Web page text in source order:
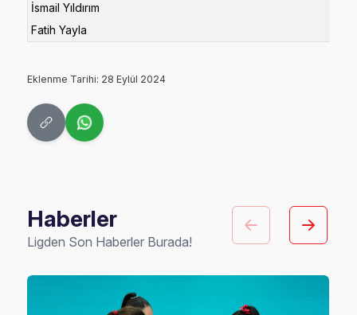
İsmail Yıldırım
Fatih Yayla
Eklenme Tarihi: 28 Eylül 2024
Haberler
Ligden Son Haberler Burada!